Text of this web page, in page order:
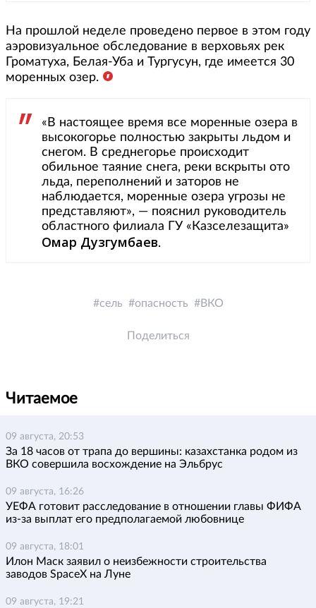
На прошлой неделе проведено первое в этом году
аэровизуальное обследование в верховьях рек
Громатуха, Белая-Уба и Тургусун, где имеется 30
моренных озер.
«В настоящее время все моренные озера в
высокогорье полностью закрыты льдом и
снегом. В среднегорье происходит
обильное таяние снега, реки вскрыты ото
льда, переполнений и заторов не
наблюдается, моренные озера угрозы не
представляют», — пояснил руководитель
областного филиала ГУ «Казселезащита»
Омар Дузгумбаев.
сель опасность ВКО
Поделиться
Читаемое
09 августа, 20:53
За 18 часов от трапа до вершины: казахстанка родом из
ВКО совершила восхождение на Эльбрус
09 августа, 16:26
УЕФА готовит расследование в отношении главы ФИФА
из-за выплат его предполагаемой любовнице
09 августа, 18:01
Илон Маск заявил о неизбежности строительства
заводов SpaceX на Луне
09 августа, 19:21